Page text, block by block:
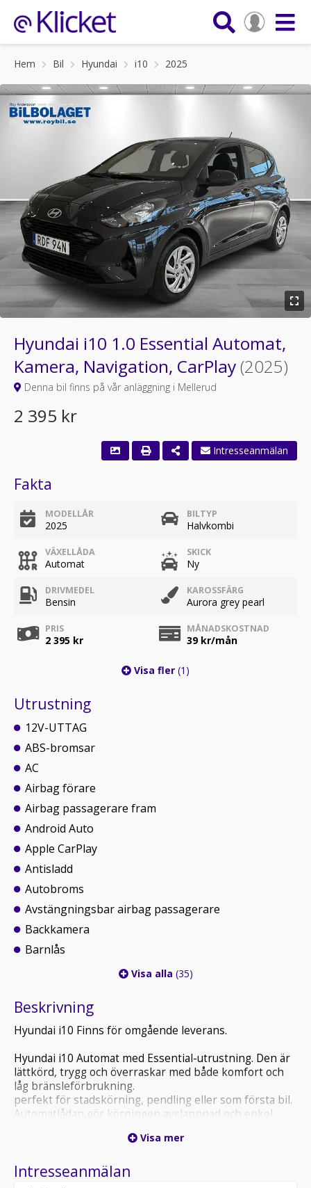
Hem Bil Hyundai i10 2025
Hyundai i10 1.0 Essential Automat,
Kamera, Navigation, CarPlay(2025)
Denna bil finns på vår anläggning i Mellerud
2 395 kr
Intresseanmälan
Fakta
MODELLÅR
2025
BILTYP
Halvkombi
VÄXELLÅDA
Automat
SKICK
Ny
DRIVMEDEL
Bensin
KAROSSFÄRG
Aurora grey pearl
PRIS
2 395 kr
MÅNADSKOSTNAD
39kr/mån
Visa fler (1)
Utrustning
12V-UTTAG
ABS-bromsar
AC
Airbag förare
Airbag passagerare fram
Android Auto
Apple CarPlay
Antisladd
Autobroms
Avstängningsbar airbag passagerare
Backkamera
Barnlås
Visa alla (35)
Beskrivning
Hyundai i10 Finns för omgående leverans.
Hyundai i10 Automat med Essential-utrustning. Den är
lättkörd, trygg och överraskar med både komfort och
låg bränsleförbrukning.
perfekt för stadskörning, pendling eller som första bil.
Automatlådan gör körningen avslappnad och enkel,
Trots sitt kompakta format erbjuder i10 förvånansvärt
favorit bland både nya och erfarna förare.
Visa mer
Intresseanmälan